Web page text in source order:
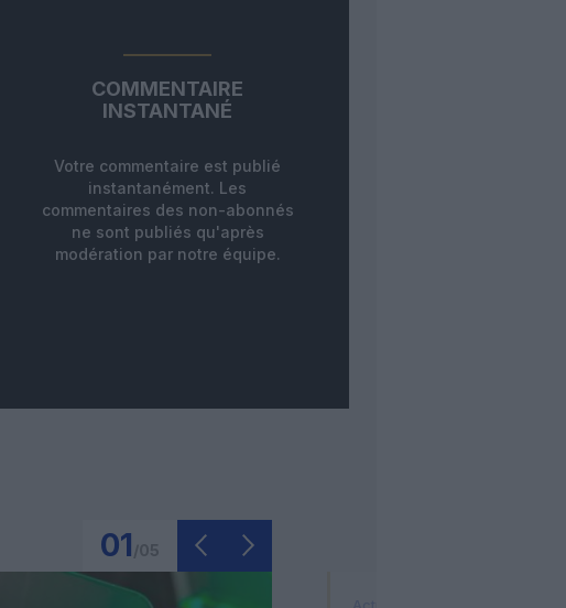
COMMENTAIRE
INSTANTANÉ
Votre commentaire est publié
instantanément. Les
commentaires des non-abonnés
ne sont publiés qu'après
modération par notre équipe.
01